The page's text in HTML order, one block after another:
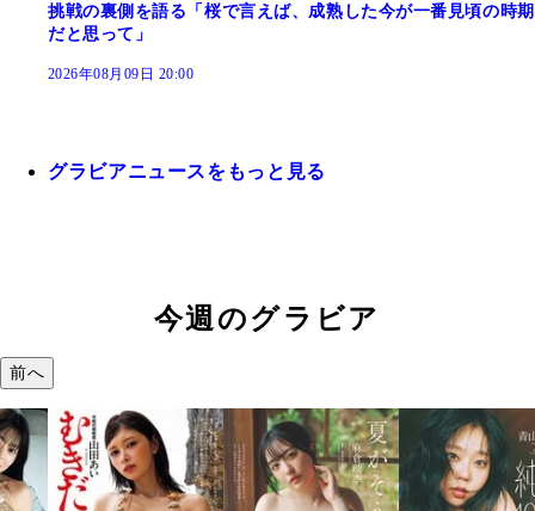
挑戦の裏側を語る「桜で言えば、成熟した今が一番見頃の時期
だと思って」
2026年08月09日 20:00
グラビアニュースをもっと見る
今週のグラビア
前へ